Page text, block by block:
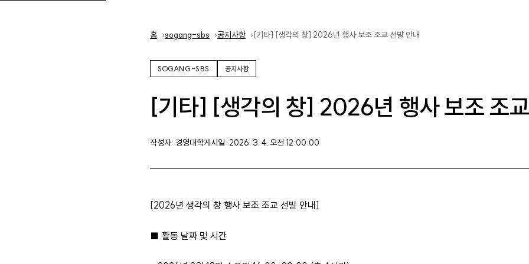
홈 sogang-sbs 공지사항 [기타] [생각의 창] 2026년 행사 보조 조교 선발 안내
SOGANG-SBS 공지사항
[기타] [생각의 창] 2026년 행사 보조 조
작성자: 경영대학게시일: 2026. 3. 4. 오전 12:00:00
[2026년 생각의 창 행사 보조 조교 선발 안내]
■ 활동 날짜 및 시간